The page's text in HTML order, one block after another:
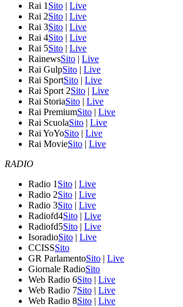
Rai 1 Sito | Live
Rai 2Sito | Live
Rai 3Sito | Live
Rai 4Sito | Live
Rai 5Sito | Live
RainewsSito | Live
Rai GulpSito | Live
Rai SportSito | Live
Rai Sport 2Sito | Live
Rai StoriaSito | Live
Rai PremiumSito | Live
Rai ScuolaSito | Live
Rai YoYoSito | Live
Rai MovieSito | Live
RADIO
Radio 1 Sito | Live
Radio 2Sito | Live
Radio 3Sito | Live
Radiofd4Sito | Live
Radiofd5Sito | Live
IsoradioSito | Live
CCISSSito
GR ParlamentoSito | Live
Giornale RadioSito
Web Radio 6Sito | Live
Web Radio 7Sito | Live
Web Radio 8Sito | Live